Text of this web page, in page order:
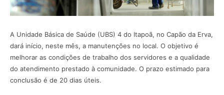
A Unidade Básica de Saúde (UBS) 4 do Itapoã, no Capão da Erva,
dará início, neste mês, a manutenções no local. O objetivo é
melhorar as condições de trabalho dos servidores e a qualidade
do atendimento prestado à comunidade. O prazo estimado para
conclusão é de 20 dias úteis.